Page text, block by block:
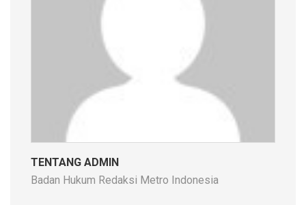
TENTANG ADMIN
Badan Hukum Redaksi Metro Indonesia